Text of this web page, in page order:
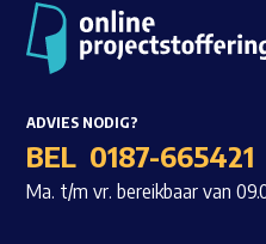
ADVIES NODIG?
BEL 0187-665421
Ma. t/m vr. bereikbaar van